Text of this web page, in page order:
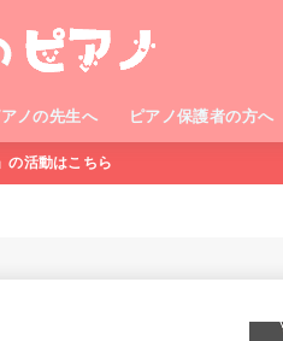
ノの先生へ ピアノ保護者の方へ
の活動はこちら